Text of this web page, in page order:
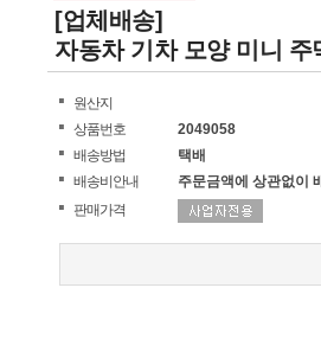
[업체배송]
자동차 기차 모양 미니
원산지
상품번호
2049058
배송방법
택배
배송비안내
주문금액에 상관없이
판매가격